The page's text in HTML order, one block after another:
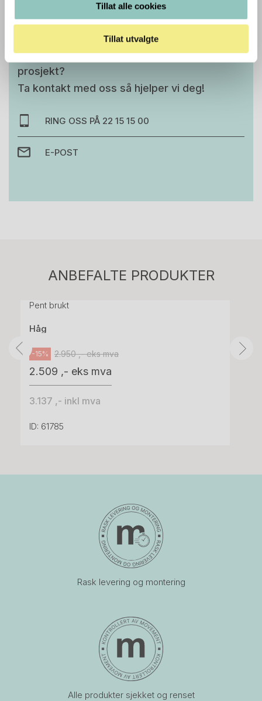
Tillat alle cookies
Tillat utvalgte
Trenger du hjelp med et større kjøp eller
prosjekt?
Ta kontakt med oss så hjelper vi deg!
RING OSS PÅ 22 15 15 00
E-POST
ANBEFALTE PRODUKTER
Pent brukt
Håg
-15% 2.950 ,- eks mva
2.509 ,- eks mva
3.137 ,- inkl mva
ID: 61785
Rask levering og montering
Alle produkter sjekket og renset